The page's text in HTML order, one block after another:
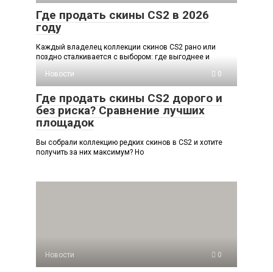
Где продать скины CS2 в 2026
году
Каждый владелец коллекции скинов CS2 рано или
поздно сталкивается с выбором: где выгоднее и
Новости
0
Где продать скины CS2 дорого и
без риска? Сравнение лучших
площадок
Вы собрали коллекцию редких скинов в CS2 и хотите
получить за них максимум? Но
Новости 0